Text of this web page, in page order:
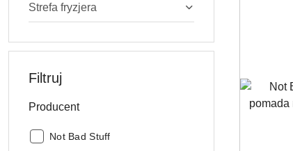
Strefa fryzjera
Filtruj
Producent
Producent:
Not Bad Stuff